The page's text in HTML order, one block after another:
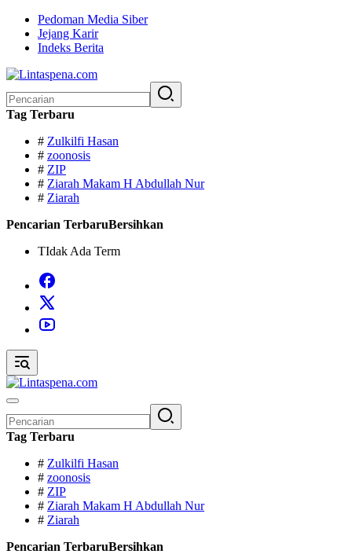
Langsung
konten
Pedoman Media Siber
Jejang Karir
Indeks Berita
untuk:
Tag Terbaru
# Zulkilfi Hasan
# zoonosis
# ZIP
# Ziarah Makam H Abdullah Nur
# Ziarah
Pencarian TerbaruBersihkan
TIdak Ada Term
untuk:
Tag Terbaru
# Zulkilfi Hasan
# zoonosis
# ZIP
# Ziarah Makam H Abdullah Nur
# Ziarah
Pencarian TerbaruBersihkan